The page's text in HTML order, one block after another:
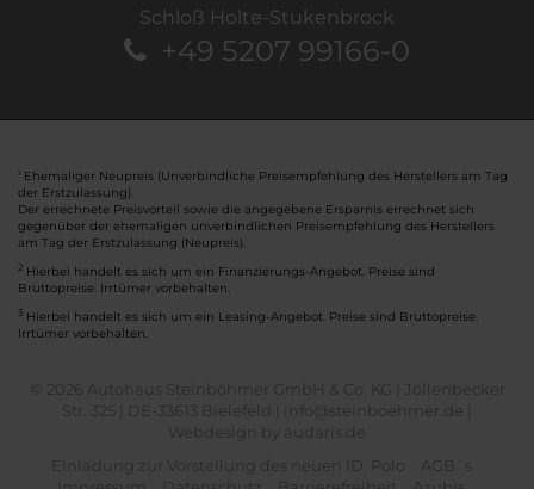
Schloß Holte-Stukenbrock
+49 5207 99166-0
Ehemaliger Neupreis (Unverbindliche Preisempfehlung des Herstellers am Tag
der Erstzulassung).
Der errechnete Preisvorteil sowie die angegebene Ersparnis errechnet sich
gegenüber der ehemaligen unverbindlichen Preisempfehlung des Herstellers
am Tag der Erstzulassung (Neupreis).
2 Hierbei handelt es sich um ein Finanzierungs-Angebot. Preise sind
Bruttopreise. Irrtümer vorbehalten.
3 Hierbei handelt es sich um ein Leasing-Angebot. Preise sind Bruttopreise.
Irrtümer vorbehalten.
© 2026 Autohaus Steinböhmer GmbH & Co. KG | Jöllenbecker
Str. 325 | DE-33613 Bielefeld | info@steinboehmer.de |
Webdesign by audaris.de
Einladung zur Vorstellung des neuen ID. Polo
AGB´s